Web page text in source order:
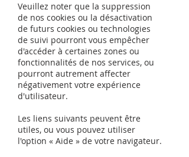
Veuillez noter que la suppression
de nos cookies ou la désactivation
de futurs cookies ou technologies
de suivi pourront vous empêcher
d'accéder à certaines zones ou
fonctionnalités de nos services, ou
pourront autrement affecter
négativement votre expérience
d'utilisateur.
Les liens suivants peuvent être
utiles, ou vous pouvez utiliser
l'option « Aide » de votre navigateur.